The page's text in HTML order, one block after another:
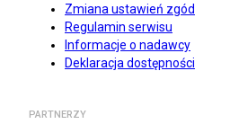
Zmiana ustawień zgód
Regulamin serwisu
Informacje o nadawcy
Deklaracja dostępności
PARTNERZY